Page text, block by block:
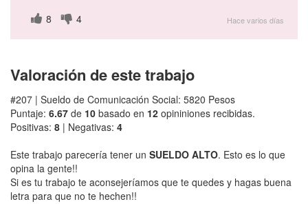
8 4 Hace varios días
Valoración de este trabajo
#207 | Sueldo de Comunicación Social: 5820 Pesos
Puntaje: 6.67 de 10 basado en 12 opininiones recibidas.
Positivas: 8 | Negativas: 4
Este trabajo parecería tener un SUELDO ALTO. Esto es lo que
opina la gente!!
Si es tu trabajo te aconsejeríamos que te quedes y hagas buena
letra para que no te hechen!!